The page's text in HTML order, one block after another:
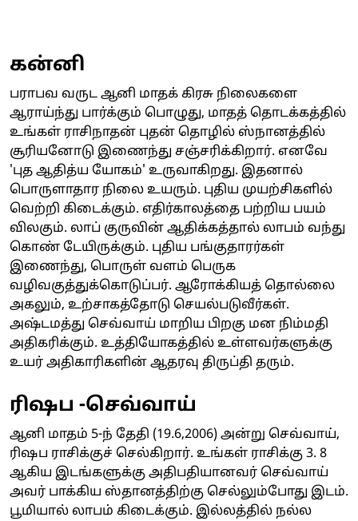
கன்னி
பராபவ வருட ஆனி மாதக் கிரசு நிலைகளை
ஆராய்ந்து பார்க்கும் பொழுது, மாதத் தொடக்கத்தில்
உங்கள் ராசிநாதன் புதன் தொழில் ஸ்நானத்தில்
சூரியனோடு இணைந்து சஞ்சரிக்கிறார். எனவே
'புத ஆதித்ய யோகம்' உருவாகிறது. இதனால்
பொருளாதார நிலை உயரும். புதிய முயற்சிகளில்
வெற்றி கிடைக்கும். எதிர்காலத்தை பற்றிய பயம்
விலகும். லாப் குருவின் ஆதிக்கத்தால் லாபம் வந்து
கொண் டேயிருக்கும். புதிய பங்குதாரர்கள்
இணைந்து, பொருள் வளம் பெருக
வழிவகுத்துக்கொடுப்பர். ஆரோக்கியத் தொல்லை
அகலும், உற்சாகத்தோடு செயல்படுவீர்கள்.
அஷ்டமத்து செவ்வாய் மாறிய பிறகு மன நிம்மதி
அதிகரிக்கும். உத்தியோகத்தில் உள்ளவர்களுக்கு
உயர் அதிகாரிகளின் ஆதரவு திருப்தி தரும்.
ரிஷப -செவ்வாய்
ஆனி மாதம் 5-ந் தேதி (19.6,2006) அன்று செவ்வாய்,
ரிஷப ராசிக்குச் செல்கிறார். உங்கள் ராசிக்கு 3. 8
ஆகிய இடங்களுக்கு அதிபதியானவர் செவ்வாய்
அவர் பாக்கிய ஸ்தானத்திற்கு செல்லும்போது இடம்.
பூமியால் லாபம் கிடைக்கும். இல்லத்தில் நல்ல